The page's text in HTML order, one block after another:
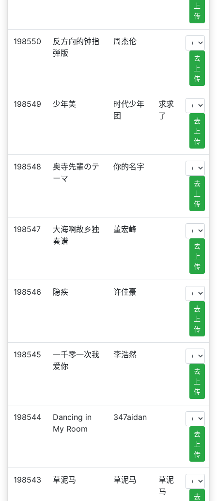
上
传
198550
反方向的钟指
弹版
周杰伦
去
上
传
198549 少年美
时代少年
团
求求
了
去
上
传
198548
奥寺先輩のテ
ーマ
你的名字
去
上
传
198547
大海啊故乡独
奏谱
董宏峰
去
上
传
198546 隐疾 许佳豪
去
上
传
198545
一千零一次我
爱你
李浩然
去
上
传
198544
Dancing in
My Room
347aidan
去
上
传
198543 草泥马 草泥马
草泥
马
去